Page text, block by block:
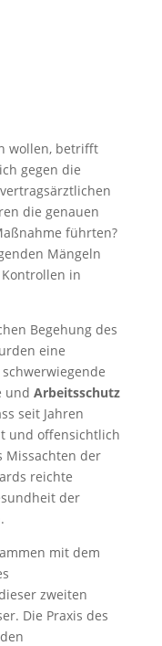
wollen, betrifft
gegen die
die genauen
führten?
Mängeln
in
Begehung des
eine
und Arbeitsschutz
seit Jahren
und offensichtlich
Missachten der
reichte
der
mit dem
zweiten
Die Praxis des